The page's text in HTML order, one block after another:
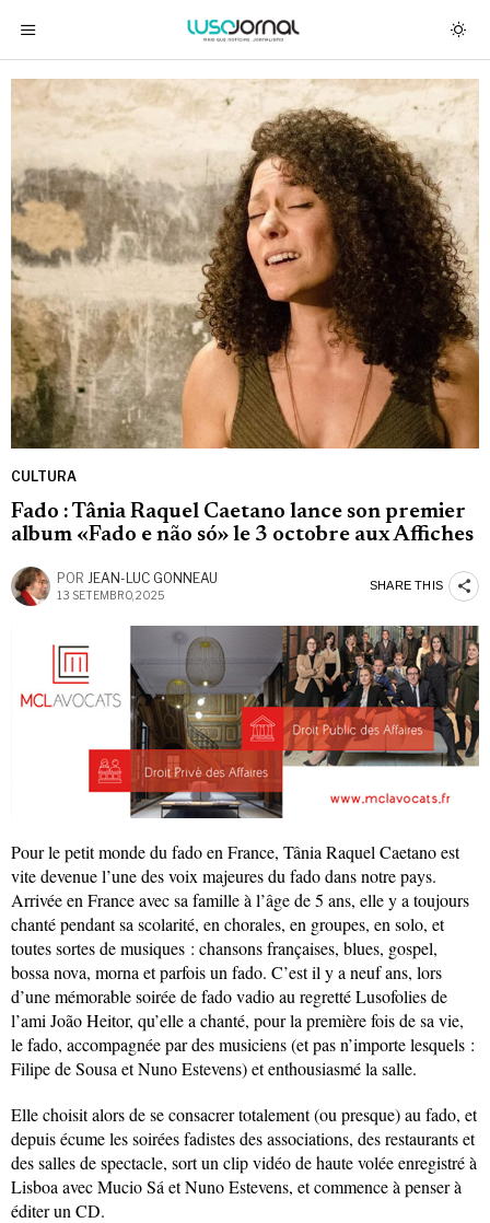
CULTURA
Fado : Tânia Raquel Caetano lance son premier
album «Fado e não só» le 3 octobre aux Affiches
POR JEAN-LUC GONNEAU
13 SETEMBRO, 2025
SHARE THIS
Pour le petit monde du fado en France, Tânia Raquel Caetano est
vite devenue l’une des voix majeures du fado dans notre pays.
Arrivée en France avec sa famille à l’âge de 5 ans, elle y a toujours
chanté pendant sa scolarité, en chorales, en groupes, en solo, et
toutes sortes de musiques : chansons françaises, blues, gospel,
bossa nova, morna et parfois un fado. C’est il y a neuf ans, lors
d’une mémorable soirée de fado vadio au regretté Lusofolies de
l’ami João Heitor, qu’elle a chanté, pour la première fois de sa vie,
le fado, accompagnée par des musiciens (et pas n’importe lesquels :
Filipe de Sousa et Nuno Estevens) et enthousiasmé la salle.
Elle choisit alors de se consacrer totalement (ou presque) au fado, et
depuis écume les soirées fadistes des associations, des restaurants et
des salles de spectacle, sort un clip vidéo de haute volée enregistré à
Lisboa avec Mucio Sá et Nuno Estevens, et commence à penser à
éditer un CD.